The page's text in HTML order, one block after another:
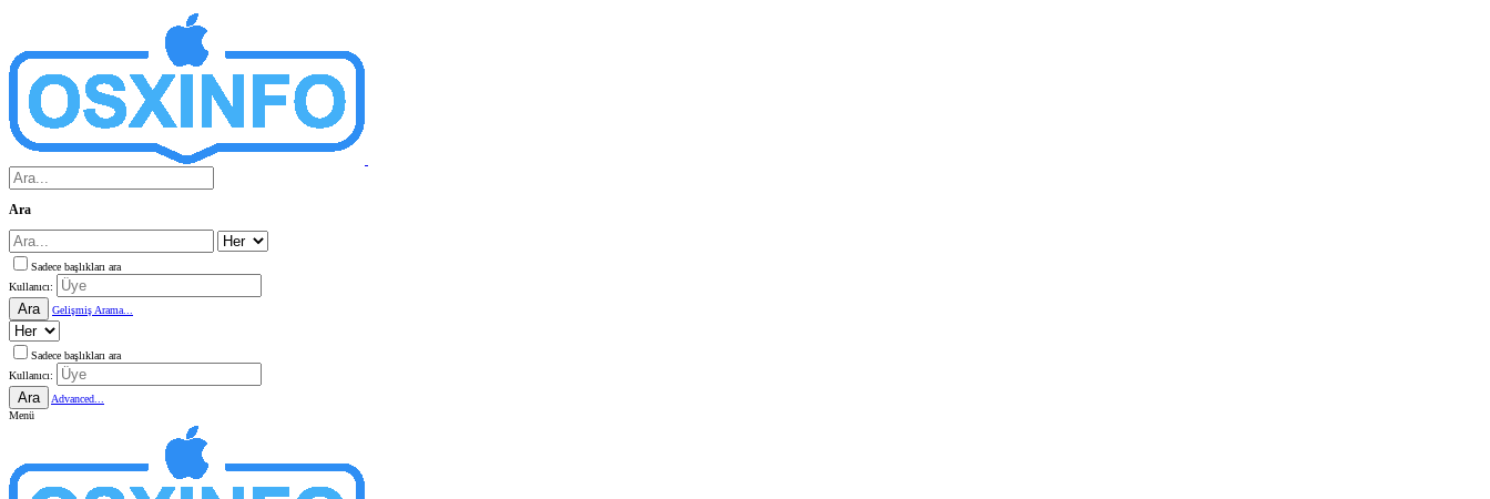
Ara
Sadece başlıkları ara
Kullanıcı:
Ara Gelişmiş Arama...
Sadece başlıkları ara
Kullanıcı:
Ara
Advanced...
Menü